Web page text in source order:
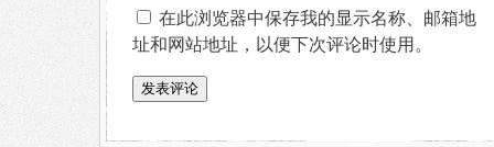
在此浏览器中保存我的显示名称、邮箱地
址和网站地址，以便下次评论时使用。